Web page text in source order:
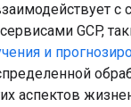
GCP,
и
аспектов